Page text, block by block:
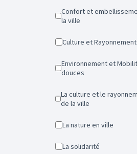
Confort et embellissement de
la ville
Culture et Rayonnement
Environnement et Mobilités
douces
La culture et le rayonnement
de la ville
La nature en ville
La solidarité